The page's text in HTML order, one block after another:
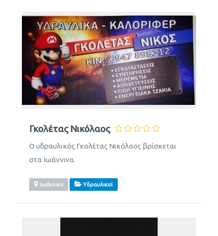
Γκολέτας Νικόλαος
Ο υδραυλικός Γκολέτας Νικόλαος βρίσκεται
στα Ιωάννινα.
Ιωάννινα Υδραυλικοί